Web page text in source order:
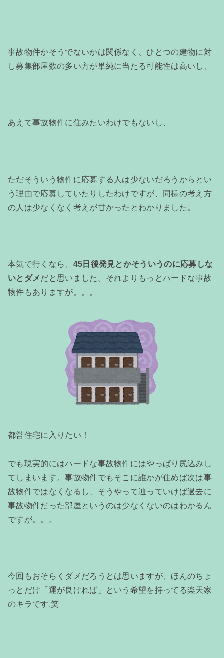
事故物件かそうでないかは関係なく、ひとつの建物に対
し募集部屋数の多い方が単純に当たる可能性は高いし、
あえて事故物件に住みたいわけでもないし、
ただそういう物件に応募する人は少ないだろうからとい
う理由で応募していたりしたわけですが、同様の考え方
の人は少なくなく考えが甘かったとわかりました。
本気で行くなら、 45日後発見とかそういうのに応募しな
いとダメだと思いました。それよりもっとハードな事故
物件もありますが。。。
都営住宅に入りたい！
でも現実的にはハードな事故物件にはやっぱり尻込みし
てしまいます。事故物件でもそこに誰かが住めば次は事
故物件ではなくなるし、そうやって辿っていけば過去に
事故物件だった部屋というのは少なくないのはわかるん
ですが。。。
今回もおそらくダメだろうとは思いますが、ほんのちょ
っとだけ「運が良ければ」という希望を持ってる楽天家
のキラです.笑